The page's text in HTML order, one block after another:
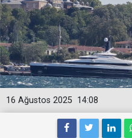
14:08
16 Ağustos 2025